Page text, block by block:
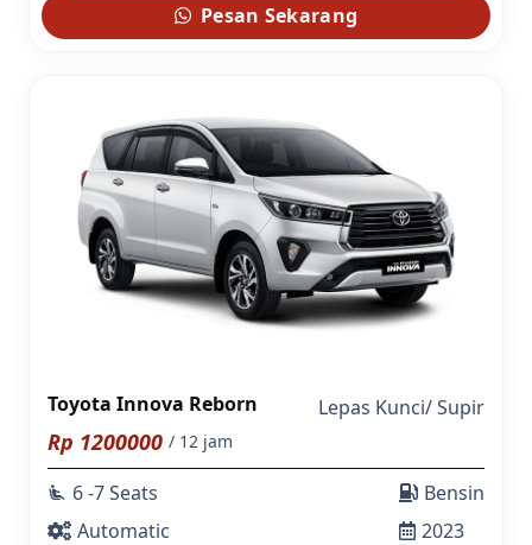
Pesan Sekarang
Toyota Innova Reborn Lepas Kunci/Supir
Rp 1200000 / 12 jam
airline_seat_recline_extra 6 -7 Seats
Automatic
Bensin
2023